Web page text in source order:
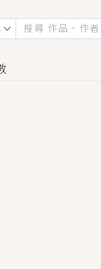
別戀，她頭也不
最推純愛GL漫畫！
〃°ω°〃)♡→
屍櫃？！
自主追逐著她……